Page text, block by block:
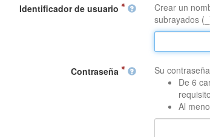
Identificador de usuario
Crear un
subrayados
Contraseña
Su
De 6
Al